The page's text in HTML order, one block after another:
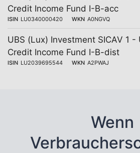
Credit Income Fund I-B-acc
ISIN LU0340000420 WKN A0NGVQ
UBS (Lux) Investment SICAV 1 -
Credit Income Fund I-B-dist
ISIN LU2039695544 WKN A2PWAJ
Wenn